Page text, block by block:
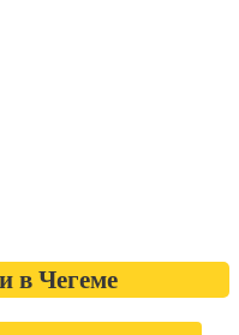
в Чегеме